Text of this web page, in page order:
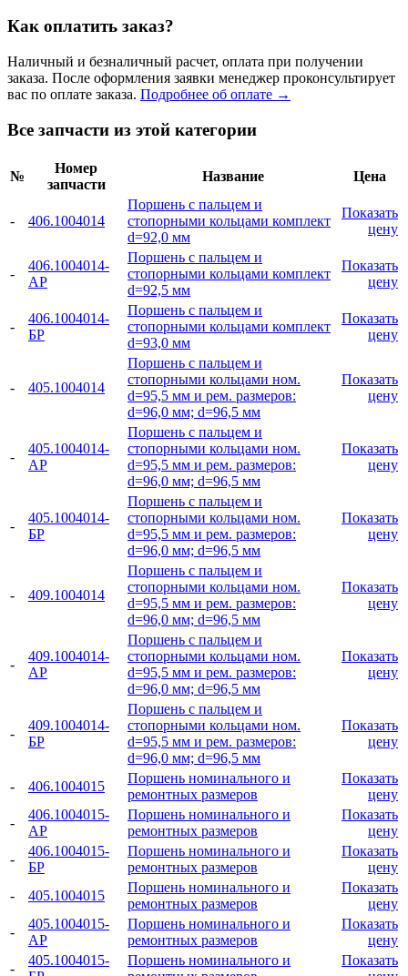
Как оплатить заказ?
Наличный и безналичный расчет, оплата при получении
заказа. После оформления заявки менеджер проконсультирует
вас по оплате заказа. Подробнее об оплате →
Все запчасти из этой категории
№
Номер
запчасти
Название Цена
- 406.1004014
Поршень с пальцем и
стопорными кольцами комплект
d=92,0 мм
Показать
цену
-
406.1004014-
АР
Поршень с пальцем и
стопорными кольцами комплект
d=92,5 мм
Показать
цену
-
406.1004014-
БР
Поршень с пальцем и
стопорными кольцами комплект
d=93,0 мм
Показать
цену
- 405.1004014
Поршень с пальцем и
стопорными кольцами ном.
d=95,5 мм и рем. размеров:
d=96,0 мм; d=96,5 мм
Показать
цену
-
405.1004014-
АР
Поршень с пальцем и
стопорными кольцами ном.
d=95,5 мм и рем. размеров:
d=96,0 мм; d=96,5 мм
Показать
цену
-
405.1004014-
БР
Поршень с пальцем и
стопорными кольцами ном.
d=95,5 мм и рем. размеров:
d=96,0 мм; d=96,5 мм
Показать
цену
- 409.1004014
Поршень с пальцем и
стопорными кольцами ном.
d=95,5 мм и рем. размеров:
d=96,0 мм; d=96,5 мм
Показать
цену
-
409.1004014-
АР
Поршень с пальцем и
стопорными кольцами ном.
d=95,5 мм и рем. размеров:
d=96,0 мм; d=96,5 мм
Показать
цену
-
409.1004014-
БР
Поршень с пальцем и
стопорными кольцами ном.
d=95,5 мм и рем. размеров:
d=96,0 мм; d=96,5 мм
Показать
цену
- 406.1004015
Поршень номинального и
ремонтных размеров
Показать
цену
-
406.1004015-
АР
Поршень номинального и
ремонтных размеров
Показать
цену
-
406.1004015-
БР
Поршень номинального и
ремонтных размеров
Показать
цену
-
405.1004015
Поршень номинального и
ремонтных размеров
Показать
цену
-
405.1004015-
АР
Поршень номинального и
ремонтных размеров
Показать
цену
-
405.1004015-
Поршень номинального и
Показать